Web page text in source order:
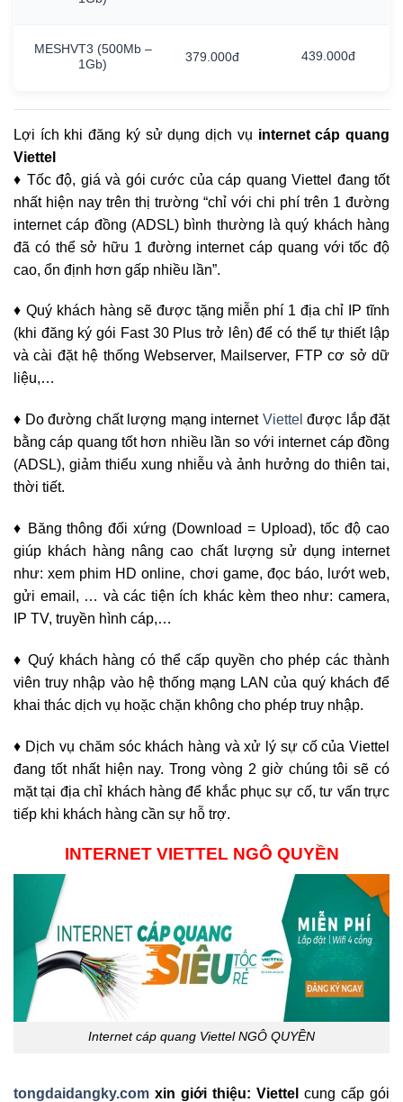
MESHVT3 (500Mb –
1Gb)
379.000đ 439.000đ
Lợi ích khi đăng ký sử dụng dịch vụ internet cáp quang
Viettel
♦ Tốc độ, giá và gói cước của cáp quang Viettel đang tốt
nhất hiện nay trên thị trường “chỉ với chi phí trên 1 đường
internet cáp đồng (ADSL) bình thường là quý khách hàng
đã có thể sở hữu 1 đường internet cáp quang với tốc độ
cao, ổn định hơn gấp nhiều lần”.
♦ Quý khách hàng sẽ được tặng miễn phí 1 địa chỉ IP tĩnh
(khi đăng ký gói Fast 30 Plus trở lên) để có thể tự thiết lập
và cài đặt hệ thống Webserver, Mailserver, FTP cơ sở dữ
liệu,…
♦ Do đường chất lượng mạng internet Viettel được lắp đặt
bằng cáp quang tốt hơn nhiều lần so với internet cáp đồng
(ADSL), giảm thiểu xung nhiễu và ảnh hưởng do thiên tai,
thời tiết.
♦ Băng thông đối xứng (Download = Upload), tốc độ cao
giúp khách hàng nâng cao chất lượng sử dụng internet
như: xem phim HD online, chơi game, đọc báo, lướt web,
gửi email, … và các tiện ích khác kèm theo như: camera,
IP TV, truyền hình cáp,…
♦ Quý khách hàng có thể cấp quyền cho phép các thành
viên truy nhập vào hệ thống mạng LAN của quý khách để
khai thác dịch vụ hoặc chặn không cho phép truy nhập.
♦ Dịch vụ chăm sóc khách hàng và xử lý sự cố của Viettel
đang tốt nhất hiện nay. Trong vòng 2 giờ chúng tôi sẽ có
mặt tại địa chỉ khách hàng để khắc phục sự cố, tư vấn trực
tiếp khi khách hàng cần sự hỗ trợ.
INTERNET VIETTEL NGÔ QUYỀN
Internet cáp quang Viettel NGÔ QUYỀN
tongdaidangky.com xin giới thiệu: Viettel cung cấp gói